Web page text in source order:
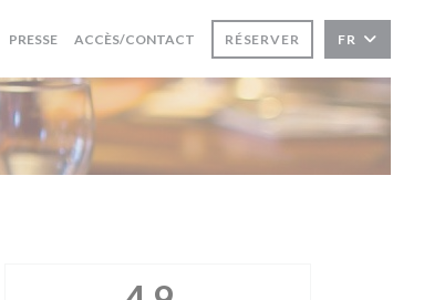
PRESSE ACCÈS/CONTACT RÉSERVER FR